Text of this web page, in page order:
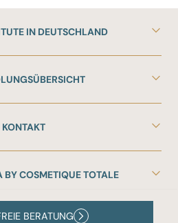
IN DEUTSCHLAND
KONTAKT
BY COSMETIQUE TOTALE
© 2026 Cosmetique-Totale.com
BERATUNG